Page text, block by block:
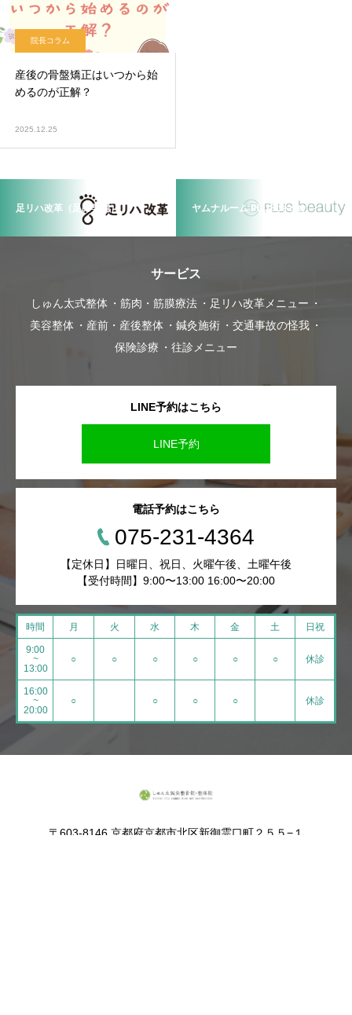
院長コラム
産後の骨盤矯正はいつから始
めるのが正解？
2025.12.25
足リハ改革（足の専門） ヤムナルーム PLUSbeauty
サービス
しゅん太式整体 筋肉・筋膜療法
足リハ改革メニュー
美容整体
産前・産後整体 鍼灸施術
交通事故の怪我
保険診療
往診メニュー
LINE予約はこちら
LINE予約
電話予約はこちら
075-231-4364
【定休日】日曜日、祝日、火曜午後、土曜午後
【受付時間】9:00〜13:00 16:00〜20:00
時間 月 火 水 木 金 土 日祝
9:00
~
13:00
○ ○ ○ ○ ○ ○ 休診
16:00
~
20:00
○ ○ ○ ○ 休診
〒603-8146 京都府京都市北区新御霊口町２５５−１